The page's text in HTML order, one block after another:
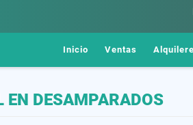
Inicio Ventas
EN DESAMPARADOS